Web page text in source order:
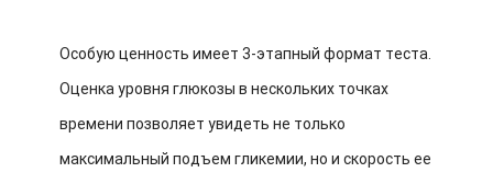
Особую ценность имеет 3-этапный формат теста.
Оценка уровня глюкозы в нескольких точках
времени позволяет увидеть не только
максимальный подъем гликемии, но и скорость ее